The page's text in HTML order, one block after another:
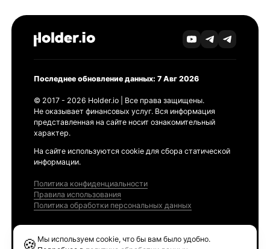
Последнее обновление данных: 7 Авг 2026
© 2017 - 2026 Holder.io | Все права защищены.
Не оказывает финансовых услуг. Вся информация
представленная на сайте носит ознакомительный
характер.
На сайте используются cookie для сбора статической
информации.
Политика конфиденциальности
Правила использования
Политика обработки персональных данных
🍪 Мы используем cookie, что бы вам было удобно.